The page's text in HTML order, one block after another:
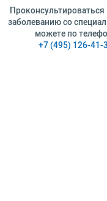
Проконсультироваться
заболеванию со
можете по
+7 (495) 126-41-